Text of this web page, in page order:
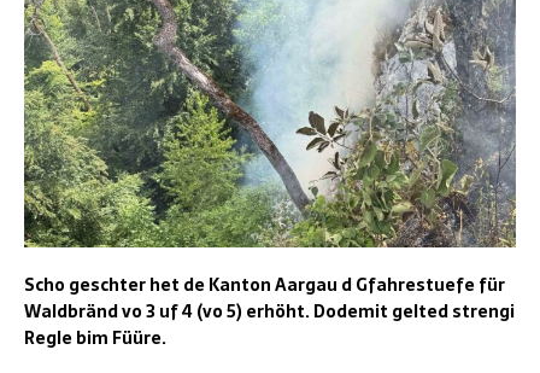
Scho geschter het de Kanton Aargau d Gfahrestuefe für
Waldbränd vo 3 uf 4 (vo 5) erhöht. Dodemit gelted strengi
Regle bim Füüre.